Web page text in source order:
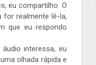
eu compartilho. O
for realmente lê-la,
que eu respondo
interessa, eu
olhada rápida e